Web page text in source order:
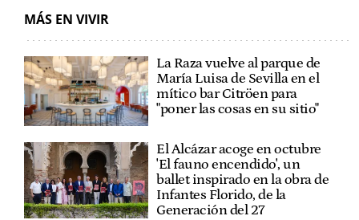
MÁS EN VIVIR
La Raza vuelve al parque de
María Luisa de Sevilla en el
mítico bar Citröen para
"poner las cosas en su sitio"
El Alcázar acoge en octubre
'El fauno encendido', un
ballet inspirado en la obra de
Infantes Florido, de la
Generación del 27